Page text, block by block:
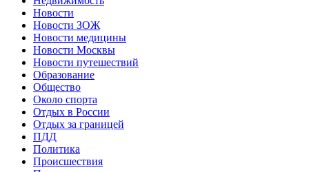
Новости
Новости ЗОЖ
Новости медицины
Новости Москвы
Новости путешествий
Образование
Общество
Около спорта
Отдых в России
Отдых за границей
ПДД
Политика
Происшествия